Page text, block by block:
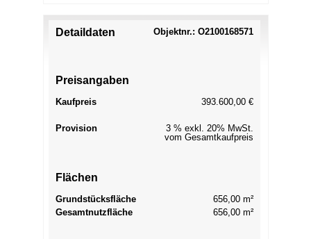
Detaildaten Objektnr.: O2100168571
Preisangaben
Kaufpreis 393.600,00 €
Provision
3 % exkl. 20% MwSt.
vom Gesamtkaufpreis
Flächen
Grundstücksfläche
656,00 m²
Gesamtnutzfläche
656,00 m²